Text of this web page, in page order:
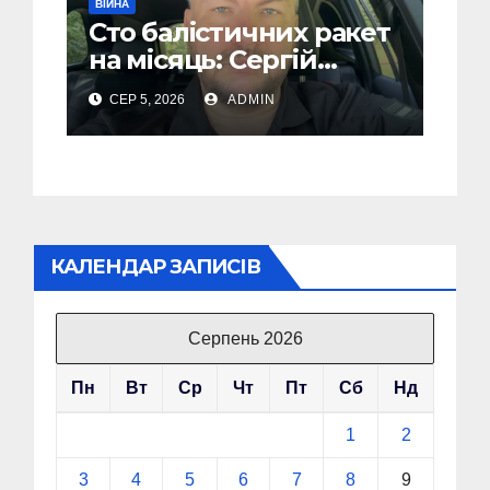
ВІЙНА
Сто балістичних ракет
на місяць: Сергій
“Флеш” закликав
українців готуватися
до гіршого
СЕР 5, 2026 ADMIN
КАЛЕНДАР ЗАПИСІВ
Серпень 2026
Пн Вт Ср Чт Пт Сб Нд
1 2
3 4 5 6 7 8 9